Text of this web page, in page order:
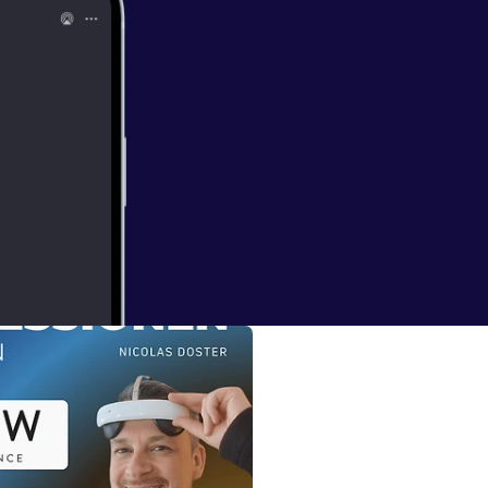
Hier
https://
Meinung
sich und